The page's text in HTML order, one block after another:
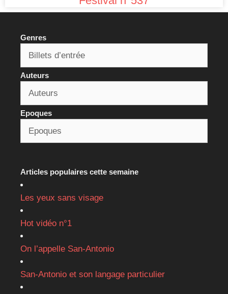
Genres
Auteurs
Epoques
Articles populaires cette semaine
Les yeux sans visage
Hot vidéo n°1
On l’appelle San-Antonio
San-Antonio et son langage particulier